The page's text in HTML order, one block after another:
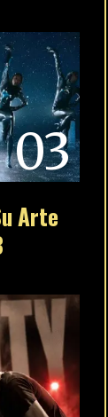
03
Arte